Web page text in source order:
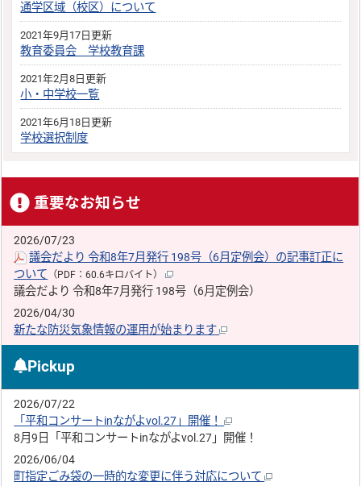
通学区域（校区）について
2021年9月17日更新
教育委員会 学校教育課
2021年2月8日更新
小・中学校一覧
2021年6月18日更新
学校選択制度
重要なお知らせ
2026/07/23
議会だより 令和8年7月発行 198号（6月定例会）の記事訂正に
ついて （PDF：60.6キロバイト）
議会だより 令和8年7月発行 198号（6月定例会）
2026/04/30
新たな防災気象情報の運用が始まります
Pickup
2026/07/22
「平和コンサートinながよvol.27」開催！
8月9日「平和コンサートinながよvol.27」開催！
2026/06/04
町指定ごみ袋の一時的な変更に伴う対応について